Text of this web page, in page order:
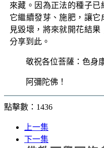
來藏。因為正法的種子
它繼續發芽、施肥，讓它
見毀壞，將來就開花結
分享到此。
敬祝各位菩薩：色身
阿彌陀佛！
點擊數：1436
上一集
下一集